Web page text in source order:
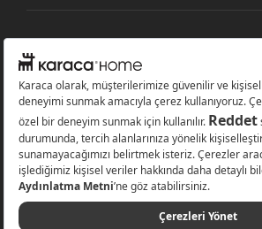
© 2026 Karaca Home Collection Tekstil Sanayi ve
saklıdır.